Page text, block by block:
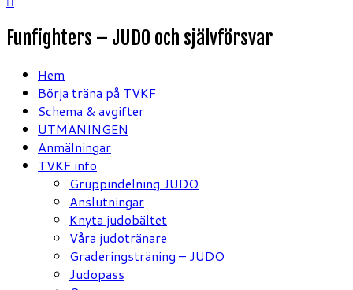
Funfighters – JUDO och självförsvar
Hem
Börja träna på TVKF
Schema & avgifter
UTMANINGEN
Anmälningar
TVKF info
Gruppindelning JUDO
Anslutningar
Knyta judobältet
Våra judotränare
Graderingsträning – JUDO
Judopass